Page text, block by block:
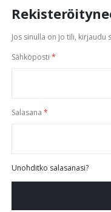
Jos sinulla on jo tili,
Sähköposti
Salasana
Unohditko salasanasi?